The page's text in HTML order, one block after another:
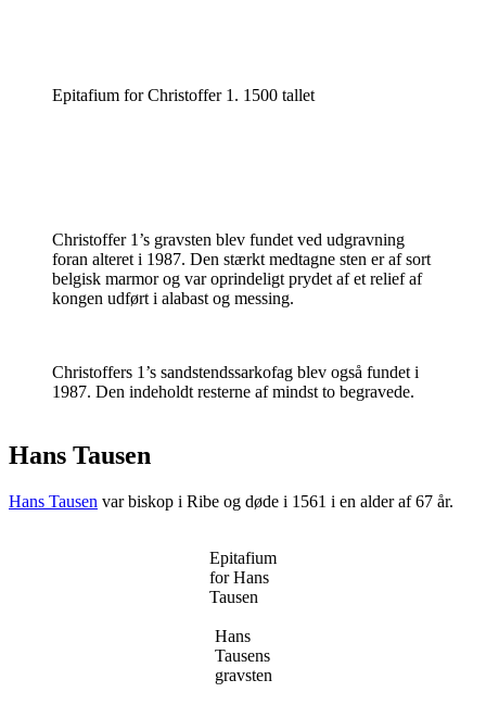
Epitafium for Christoffer 1. 1500 tallet
Christoffer 1’s gravsten blev fundet ved udgravning
foran alteret i 1987. Den stærkt medtagne sten er af sort
belgisk marmor og var oprindeligt prydet af et relief af
kongen udført i alabast og messing.
Christoffers 1’s sandstendssarkofag blev også fundet i
1987. Den indeholdt resterne af mindst to begravede.
Hans Tausen
Hans Tausen var biskop i Ribe og døde i 1561 i en alder af 67 år.
Epitafium
for Hans
Tausen
Hans
Tausens
gravsten